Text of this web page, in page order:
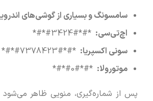
سامسونگ و بسیاری از گوشی‌های
اچ‌تی‌سی: *#*#3424#*#*
سونی اکسپریا: *#*#7378423#*#*
موتورولا: *#*#0#*#*
پس از شماره‌گیری، منویی ظاهر می‌شود